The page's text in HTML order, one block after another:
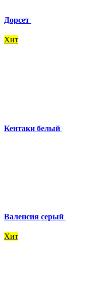
Дорсет
Хит
Кентаки белый
Валенсия серый
Хит